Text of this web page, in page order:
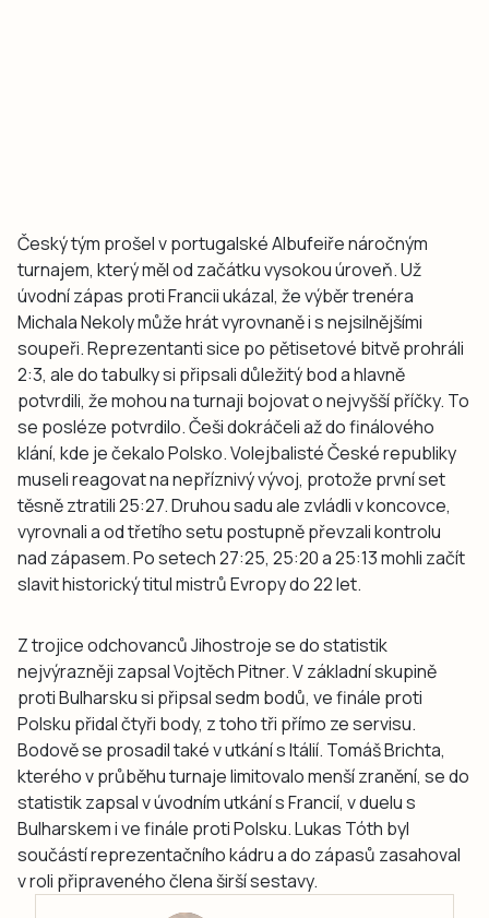
Český tým prošel v portugalské Albufeiře náročným
turnajem, který měl od začátku vysokou úroveň. Už
úvodní zápas proti Francii ukázal, že výběr trenéra
Michala Nekoly může hrát vyrovnaně i s nejsilnějšími
soupeři. Reprezentanti sice po pětisetové bitvě prohráli
2:3, ale do tabulky si připsali důležitý bod a hlavně
potvrdili, že mohou na turnaji bojovat o nejvyšší příčky. To
se posléze potvrdilo. Češi dokráčeli až do finálového
klání, kde je čekalo Polsko. Volejbalisté České republiky
museli reagovat na nepříznivý vývoj, protože první set
těsně ztratili 25:27. Druhou sadu ale zvládli v koncovce,
vyrovnali a od třetího setu postupně převzali kontrolu
nad zápasem. Po setech 27:25, 25:20 a 25:13 mohli začít
slavit historický titul mistrů Evropy do 22 let.
Z trojice odchovanců Jihostroje se do statistik
nejvýrazněji zapsal Vojtěch Pitner. V základní skupině
proti Bulharsku si připsal sedm bodů, ve finále proti
Polsku přidal čtyři body, z toho tři přímo ze servisu.
Bodově se prosadil také v utkání s Itálií. Tomáš Brichta,
kterého v průběhu turnaje limitovalo menší zranění, se do
statistik zapsal v úvodním utkání s Francií, v duelu s
Bulharskem i ve finále proti Polsku. Lukas Tóth byl
součástí reprezentačního kádru a do zápasů zasahoval
v roli připraveného člena širší sestavy.